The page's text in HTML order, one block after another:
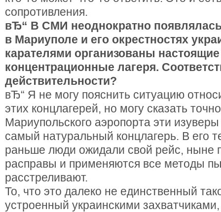
сопротивления.
вЂ“ В СМИ неоднократно
в Мариуполе и его окрестностях
карателями организованы настоящие
концентрационные лагеря.
действительности?
вЂ“ Я не могу пояснить ситуацию
этих концлагерей, но могу сказать
Мариупольского аэропорта эти
самый натуральный концлагерь. В его
раньше люди ожидали свой рейс, ныне
расправы и применяются все методы
расстреливают.
То, что это далеко не единственный
устроенный украинскими